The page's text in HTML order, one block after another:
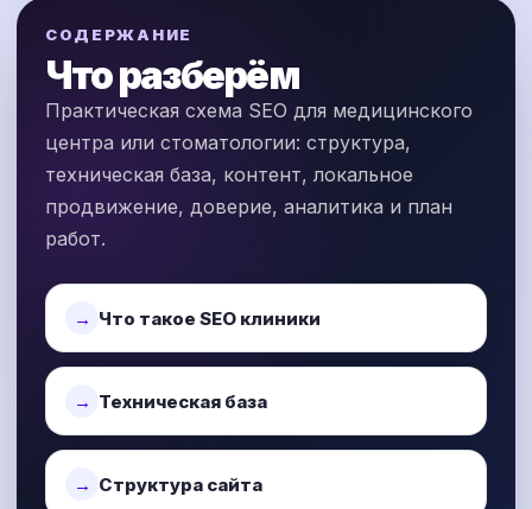
СОДЕРЖАНИЕ
Что разберём
Практическая схема SEO для медицинского
центра или стоматологии: структура,
техническая база, контент, локальное
продвижение, доверие, аналитика и план
работ.
Что такое SEO клиники
Техническая база
Структура сайта